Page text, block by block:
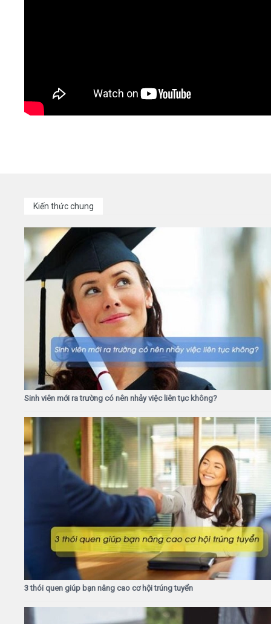
Kiến thức chung
Sinh viên mới ra trường có nên nhảy việc liên tục không?
3 thói quen giúp bạn nâng cao cơ hội trúng tuyển